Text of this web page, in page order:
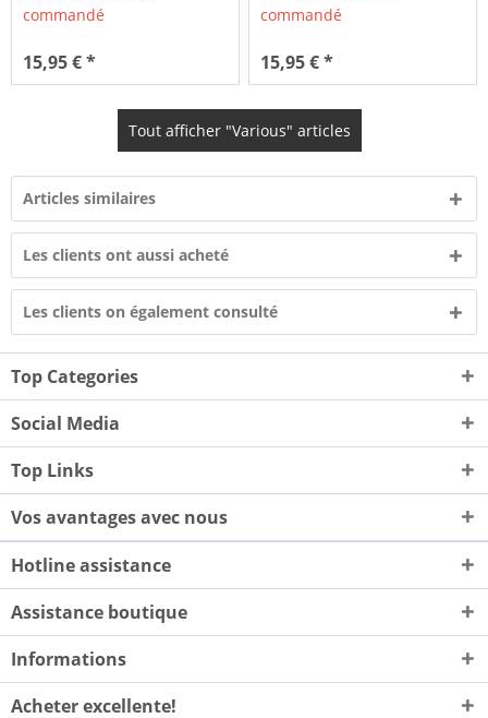
commandé
15,95 € *
commandé
15,95 € *
Tout afficher "Various" articles
Articles similaires
Les clients ont aussi acheté
Les clients on également consulté
Top Categories
Social Media
Top Links
Vos avantages avec nous
Hotline assistance
Assistance boutique
Informations
Acheter excellente!